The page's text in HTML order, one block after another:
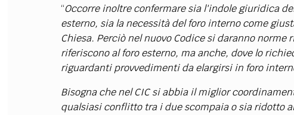
“Occorre inoltre confermare sia l'indole giuridica
esterno, sia la necessità del foro interno come
Chiesa. Perciò nel nuovo Codice si daranno
riferiscono al foro esterno, ma anche, dove lo
riguardanti provvedimenti da elargirsi in foro
Bisogna che nel CIC si abbia il miglior
qualsiasi conflitto tra i due scompaia o sia ridotto